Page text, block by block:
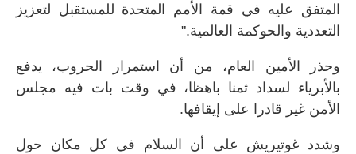
المتفق عليه في قمة الأمم المتحدة للمستقبل لتعزيز
التعددية والحوكمة العالمية".
وحذر الأمين العام، من أن استمرار الحروب، يدفع
بالأبرياء لسداد ثمنا باهظا، في وقت بات فيه مجلس
الأمن غير قادرا على إيقافها.
وشدد غوتيريش على أن السلام في كل مكان حول